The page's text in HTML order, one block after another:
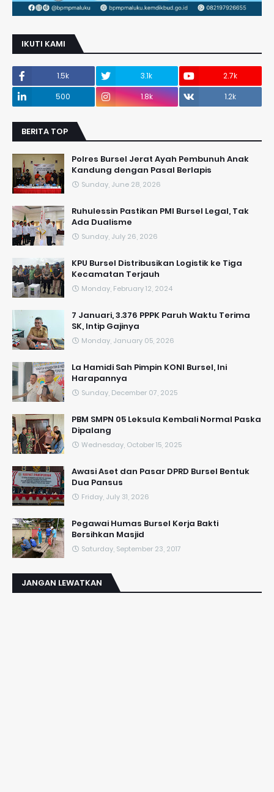
IKUTI KAMI
1.5k 3.1k
2.7k
500
1.8k 1.2k
BERITA TOP
Polres Bursel Jerat Ayah Pembunuh Anak
Kandung dengan Pasal Berlapis
Sunday, June 28, 2026
​Ruhulessin Pastikan PMI Bursel Legal, Tak
Ada Dualisme
Sunday, July 26, 2026
KPU Bursel Distribusikan Logistik ke Tiga
Kecamatan Terjauh
Monday, February 12, 2024
7 Januari, 3.376 PPPK Paruh Waktu Terima
SK, Intip Gajinya
Monday, January 05, 2026
La Hamidi Sah Pimpin KONI Bursel, Ini
Harapannya
Sunday, December 07, 2025
PBM SMPN 05 Leksula Kembali Normal Paska
Dipalang
Wednesday, October 15, 2025
Awasi Aset dan Pasar DPRD Bursel Bentuk
Dua Pansus
Friday, July 31, 2026
Pegawai Humas Bursel Kerja Bakti
Bersihkan Masjid
Saturday, September 23, 2017
JANGAN LEWATKAN